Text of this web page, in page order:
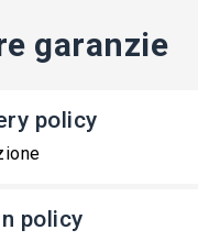
garanzie
policy
policy